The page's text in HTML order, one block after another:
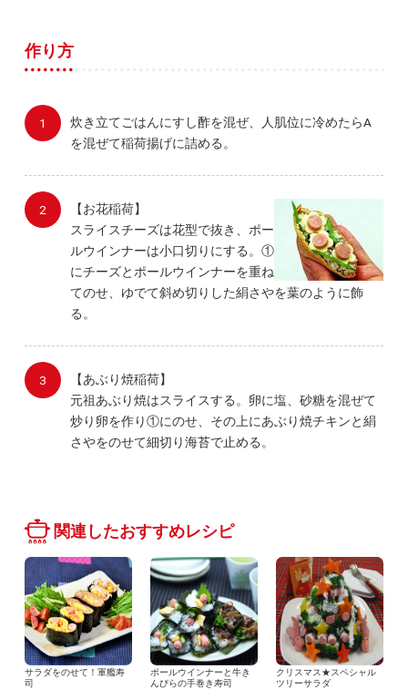
作り方
炊き立てごはんにすし酢を混ぜ、人肌位に冷めたらA
を混ぜて稲荷揚げに詰める。
【お花稲荷】
スライスチーズは花型で抜き、ポー
ルウインナーは小口切りにする。①
にチーズとポールウインナーを重ね
てのせ、ゆでて斜め切りした絹さやを葉のように飾
る。
【あぶり焼稲荷】
元祖あぶり焼はスライスする。卵に塩、砂糖を混ぜて
炒り卵を作り①にのせ、その上にあぶり焼チキンと絹
さやをのせて細切り海苔で止める。
関連したおすすめレシピ
サラダをのせて！軍艦寿
司
ポールウインナーと牛き
んぴらの手巻き寿司
クリスマス★スペシャル
ツリーサラダ